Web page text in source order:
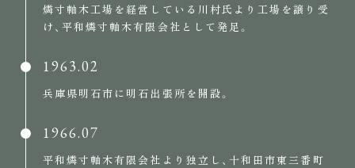
燐寸軸木工場を経営している川村氏より工場を譲り受
け、平和燐寸軸木有限会社として発足。
1963.02
兵庫県明石市に明石出張所を開設。
1966.07
平和燐寸軸木有限会社より独立し、十和田市東三番町